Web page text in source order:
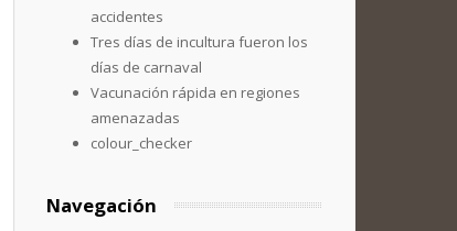
accidentes
Tres días de incultura fueron los
días de carnaval
Vacunación rápida en regiones
amenazadas
colour_checker
Navegación